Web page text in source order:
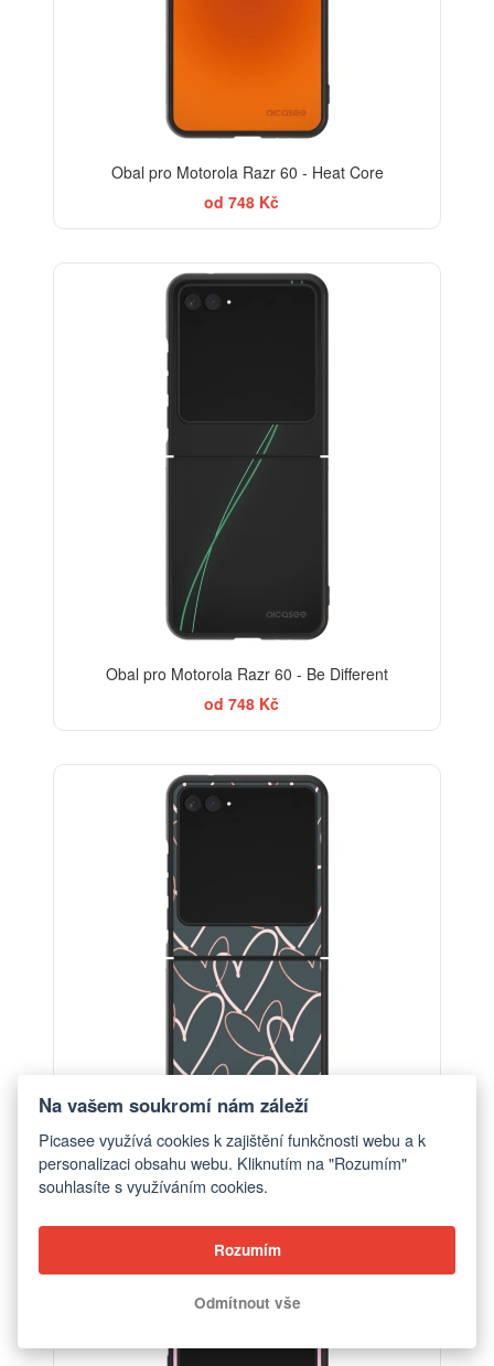
Obal pro Motorola Razr 60 - Heat Core
od 748 Kč
Obal pro Motorola Razr 60 - Be Different
od 748 Kč
Obal pro Motorola Razr 60 - Hodně lásky
Na vašem soukromí nám záleží
Picasee využívá cookies k zajištění funkčnosti webu a k
personalizaci obsahu webu. Kliknutím na "Rozumím"
souhlasíte s využíváním cookies.
Rozumím
Odmítnout vše